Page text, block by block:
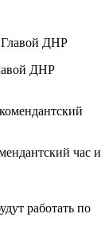
ДНР
час и